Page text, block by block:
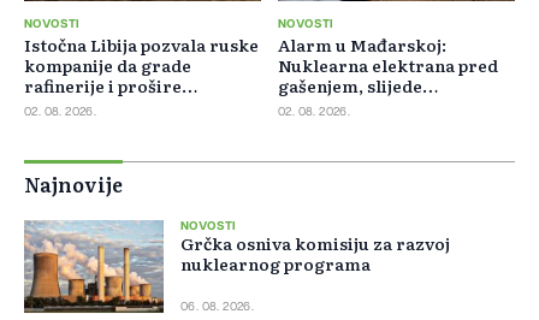
NOVOSTI
Istočna Libija pozvala ruske
kompanije da grade
rafinerije i prošire
energetsku saradnju
02. 08. 2026.
NOVOSTI
Alarm u Mađarskoj:
Nuklearna elektrana pred
gašenjem, slijede
restrikcije struje i vode
02. 08. 2026.
Najnovije
NOVOSTI
Grčka osniva komisiju za razvoj
nuklearnog programa
06. 08. 2026.